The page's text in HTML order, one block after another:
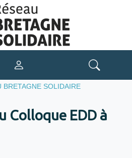
BRETAGNE SOLIDAIRE
Colloque EDD à